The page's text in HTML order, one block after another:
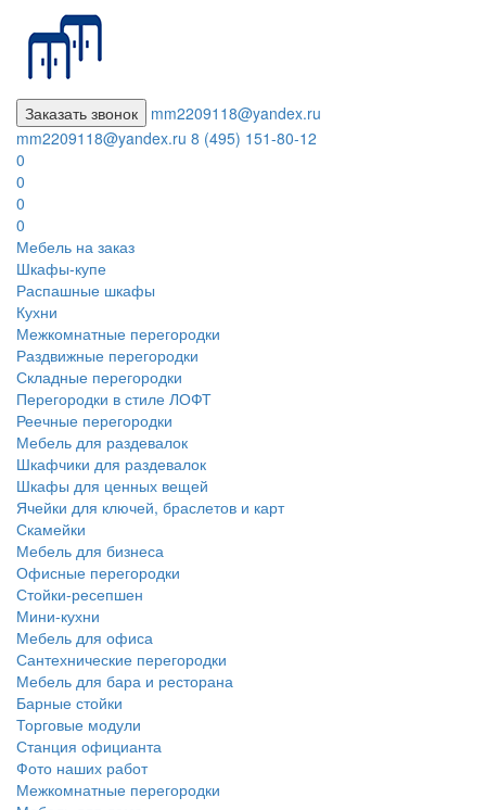
Заказать звонок
mm2209118@yandex.ru
mm2209118@yandex.ru 8 (495) 151-80-12
0
0
0
0
Мебель на заказ
Шкафы-купе
Распашные шкафы
Кухни
Межкомнатные перегородки
Раздвижные перегородки
Складные перегородки
Перегородки в стиле ЛОФТ
Реечные перегородки
Мебель для раздевалок
Шкафчики для раздевалок
Шкафы для ценных вещей
Ячейки для ключей, браслетов и карт
Скамейки
Мебель для бизнеса
Офисные перегородки
Стойки-ресепшен
Мини-кухни
Мебель для офиса
Сантехнические перегородки
Мебель для бара и ресторана
Барные стойки
Торговые модули
Станция официанта
Фото наших работ
Межкомнатные перегородки